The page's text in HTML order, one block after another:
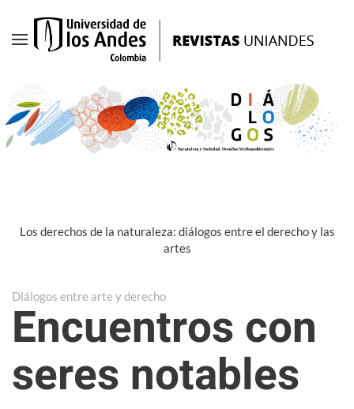
Ir
principal
Los derechos de la naturaleza: diálogos entre el derecho y las
artes
Diálogos entre arte y derecho
Encuentros con
seres notables